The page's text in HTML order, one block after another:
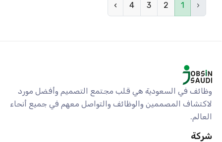
‹
1
2
3
4
›
وظائف في السعودية هي قلب مجتمع التصميم وأفضل مورد
لاكتشاف المصممين والوظائف والتواصل معهم في جميع أنحاء
العالم.
شركة